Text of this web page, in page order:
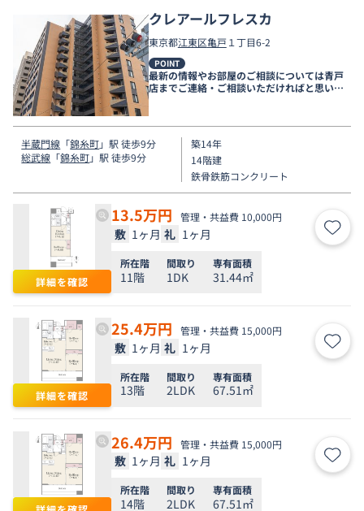
クレアールフレスカ
東京都江東区亀戸１丁目6-2
POINT
最新の情報やお部屋のご相談については青戸
店までご連絡・ご相談いただければと思いま
す。
半蔵門線 「錦糸町」駅 徒歩9分
総武線 「錦糸町」駅 徒歩9分
築14年
14階建
鉄骨鉄筋コンクリート
詳細を確認
13.5万円 管理・共益費 10,000円
敷 1ヶ月 礼 1ヶ月 お気
所在階
11階
間取り
1DK
専有面積
31.44㎡
詳細を確認
25.4万円 管理・共益費 15,000円
敷 1ヶ月 礼 1ヶ月 お気
所在階
13階
間取り
2LDK
専有面積
67.51㎡
26.4万円 管理・共益費 15,000円
敷 1ヶ月 礼 1ヶ月 お気
所在階
14階
間取り
2LDK
専有面積
67.51㎡